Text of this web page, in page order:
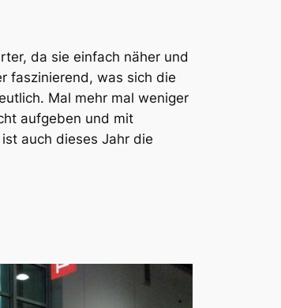
da sie einfach näher und
faszinierend, was sich die
Mal mehr mal weniger
aufgeben und mit
auch dieses Jahr die